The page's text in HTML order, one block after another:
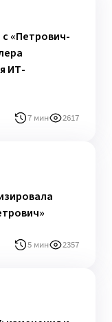
«Петрович-
ИТ-
7 мин 2617
5 мин 2357